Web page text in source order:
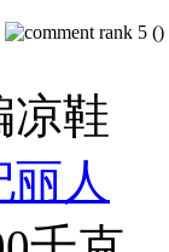
()
凉鞋
丽人